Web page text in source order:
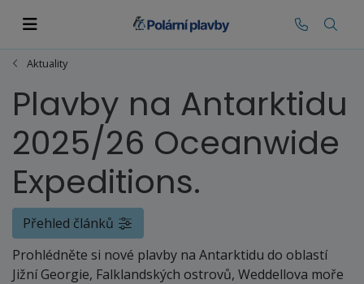
Aktuality
Plavby na Antarktidu
2025/26 Oceanwide
Expeditions.
Přehled článků
Prohlédněte si nové plavby na Antarktidu do oblastí
Jižní Georgie, Falklandských ostrovů, Weddellova moře